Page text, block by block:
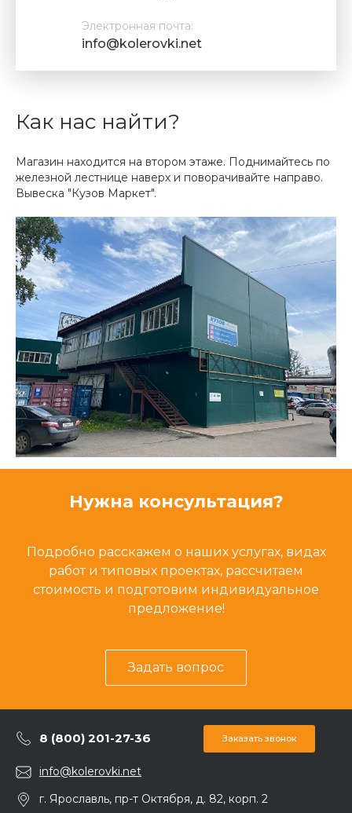
Электронная почта:
info@kolerovki.net
Как нас найти?
Магазин находится на втором этаже. Поднимайтесь по
железной лестнице наверх и поворачивайте направо.
Вывеска "Кузов Маркет".
Нужна консультация?
Подробно расскажем о наших услугах, видах
работ и типовых проектах, рассчитаем
стоимость и подготовим индивидуальное
предложение!
Задать вопрос
8 (800) 201-27-36 Заказать звонок
info@kolerovki.net
г. Ярославль, пр-т Октября, д. 82, корп. 2